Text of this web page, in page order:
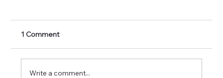
1 Comment
Write a comment...